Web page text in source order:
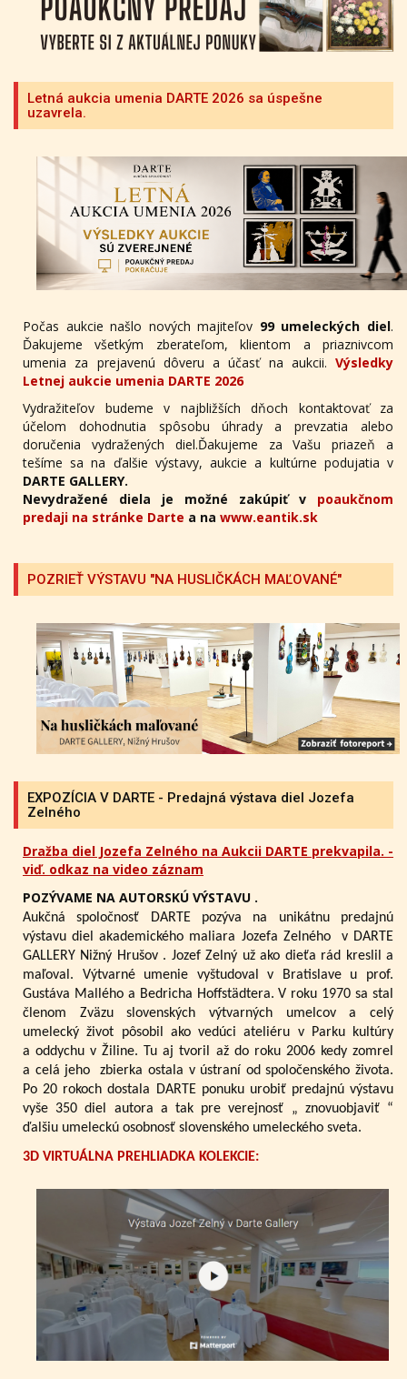
Letná aukcia umenia DARTE 2026 sa úspešne
uzavrela.
Počas aukcie našlo nových majiteľov 99 umeleckých diel.
Ďakujeme všetkým zberateľom, klientom a priaznivcom
umenia za prejavenú dôveru a účasť na aukcii. Výsledky
Letnej aukcie umenia DARTE 2026
Vydražiteľov budeme v najbližších dňoch kontaktovať za
účelom dohodnutia spôsobu úhrady a prevzatia alebo
doručenia vydražených diel.Ďakujeme za Vašu priazeň a
tešíme sa na ďalšie výstavy, aukcie a kultúrne podujatia v
DARTE GALLERY.
Nevydražené diela je možné zakúpiť v poaukčnom
predaji na stránke Darte a na www.eantik.sk
POZRIEŤ VÝSTAVU "NA HUSLIČKÁCH MAĽOVANÉ"
EXPOZÍCIA V DARTE - Predajná výstava diel Jozefa
Zelného
Dražba diel Jozefa Zelného na Aukcii DARTE prekvapila. -
viď. odkaz na video záznam
POZÝVAME NA AUTORSKÚ VÝSTAVU .
Aukčná spoločnosť DARTE pozýva na unikátnu predajnú
výstavu diel akademického maliara Jozefa Zelného
v DARTE
GALLERY Nižný Hrušov . Jozef Zelný už ako dieťa rád kreslil a
maľoval. Výtvarné umenie vyštudoval v Bratislave u prof.
Gustáva Mallého a Bedricha Hoffstädtera. V roku 1970 sa stal
členom Zväzu slovenských výtvarných umelcov a celý
umelecký život pôsobil ako vedúci ateliéru v Parku kultúry
a oddychu v Žiline. Tu aj tvoril až do roku 2006 kedy zomrel
a celá jeho zbierka ostala v ústraní od spoločenského života.
Po 20 rokoch dostala DARTE ponuku urobiť predajnú výstavu
vyše 350 diel autora a tak pre verejnosť „ znovuobjaviť “
ďalšiu umeleckú osobnosť slovenského umeleckého sveta.
3D VIRTUÁLNA PREHLIADKA KOLEKCIE: